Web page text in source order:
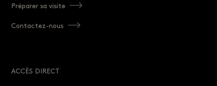
Préparer sa visite
Contactez-nous
ACCÈS DIRECT